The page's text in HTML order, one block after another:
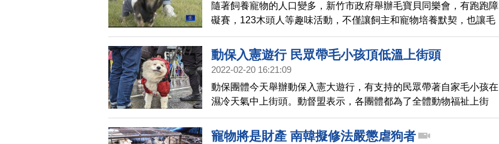
隨著飼養寵物的人口變多，新竹市政府舉辦毛寶貝同樂會，有跑跑障
礙賽，123木頭人等趣味活動，不僅讓飼主和寵物培養默契，也讓毛
小孩可以盡情活動。
動保入憲遊行 民眾帶毛小孩頂低溫上街頭
2022-02-20 16:21:09
動保團體今天舉辦動保入憲大遊行，有支持的民眾帶著自家毛小孩在
濕冷天氣中上街頭。動督盟表示，各團體都為了全體動物福祉上街
頭，這也是動保入憲全民教育與對話的關鍵。
寵物將是財產 南韓擬修法嚴懲虐狗者